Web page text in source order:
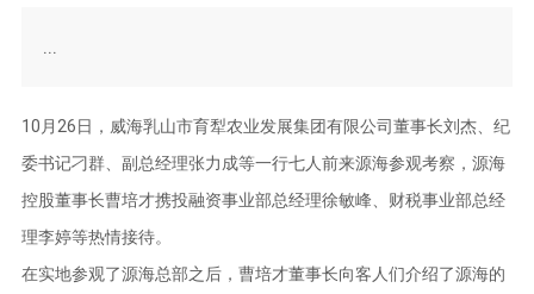
10月26日，威海乳山市育犁农业发展集团有限公司董事长刘杰、纪
委书记刁群、副总经理张力成等一行七人前来源海参观考察，源海
控股董事长曹培才携投融资事业部总经理徐敏峰、财税事业部总经
理李婷等热情接待。
在实地参观了源海总部之后，曹培才董事长向客人们介绍了源海的